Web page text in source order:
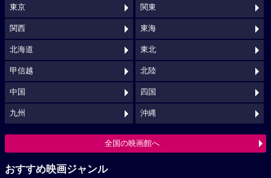
東京 関東
関西 東海
北海道 東北
甲信越 北陸
中国 四国
九州 沖縄
全国の映画館へ
おすすめ映画ジャンル